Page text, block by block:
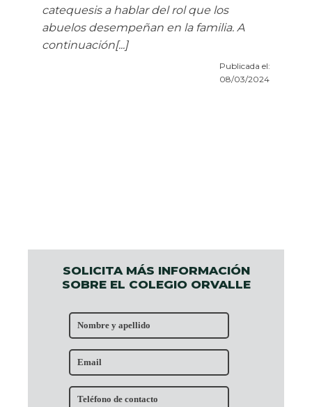
SOLICITA MÁS INFORMACIÓN
SOBRE EL COLEGIO ORVALLE
catequesis a hablar del rol que los
abuelos desempeñan en la familia. A
continuación[...]
Publicada el:
08/03/2024